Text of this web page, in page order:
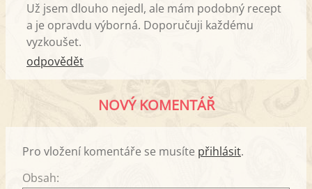
Už jsem dlouho nejedl, ale mám podobný recept
a je opravdu výborná. Doporučuji každému
vyzkoušet.
odpovědět
NOVÝ KOMENTÁŘ
Pro vložení komentáře se musíte přihlásit.
Obsah: